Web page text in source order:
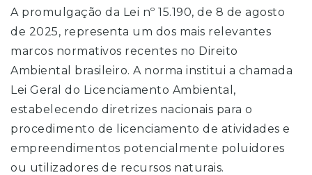
A promulgação da Lei nº 15.190, de 8 de agosto
de 2025, representa um dos mais relevantes
marcos normativos recentes no Direito
Ambiental brasileiro. A norma institui a chamada
Lei Geral do Licenciamento Ambiental,
estabelecendo diretrizes nacionais para o
procedimento de licenciamento de atividades e
empreendimentos potencialmente poluidores
ou utilizadores de recursos naturais.